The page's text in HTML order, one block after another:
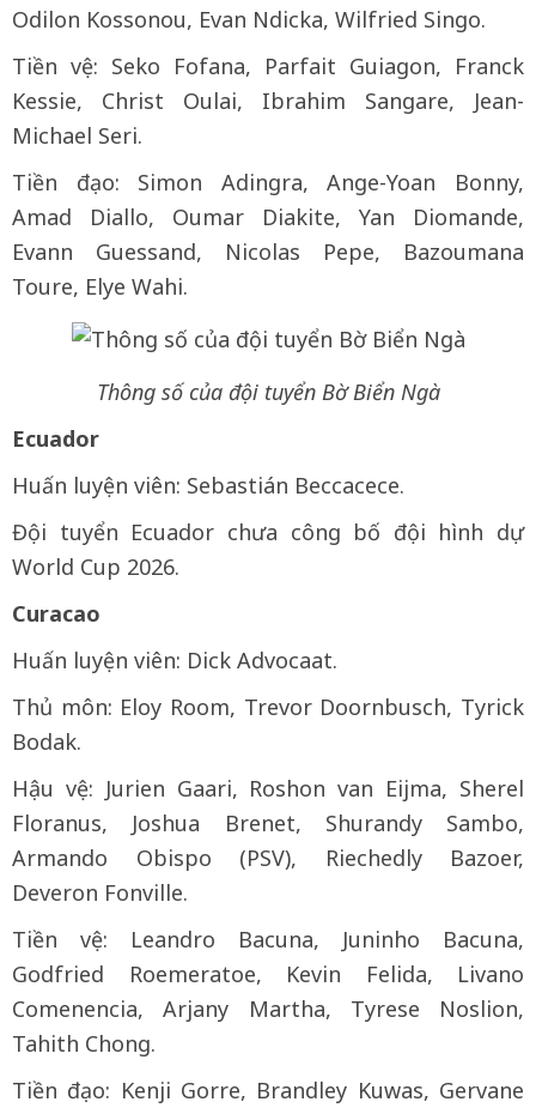
Odilon Kossonou, Evan Ndicka, Wilfried Singo.
Tiền vệ: Seko Fofana, Parfait Guiagon, Franck
Kessie, Christ Oulai, Ibrahim Sangare, Jean-
Michael Seri.
Tiền đạo: Simon ‌Adingra, Ange-Yoan ​Bonny,
Amad Diallo, Oumar ‌Diakite, Yan Diomande,
Evann ​Guessand, Nicolas Pepe, Bazoumana
Toure, Elye Wahi.
Thông số của đội tuyển Bờ Biển Ngà
Ecuador
Huấn luyện viên: Sebastián Beccacece.
Đội tuyển Ecuador chưa công bố đội hình dự
World Cup 2026.
Curacao
Huấn luyện viên: Dick Advocaat.
Thủ môn: Eloy Room, Trevor Doornbusch, Tyrick
Bodak.
Hậu vệ: Jurien Gaari, Roshon van Eijma, Sherel
Floranus, Joshua Brenet, Shurandy Sambo,
Armando Obispo (PSV), Riechedly Bazoer,
Deveron Fonville.
Tiền vệ: Leandro Bacuna, Juninho Bacuna,
Godfried Roemeratoe, Kevin Felida, Livano
Comenencia, Arjany Martha, Tyrese Noslion,
Tahith Chong.
Tiền đạo: Kenji Gorre, Brandley Kuwas, Gervane